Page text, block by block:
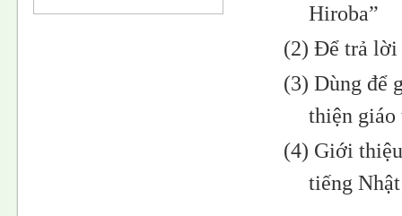
Hiroba”
(2) Để trả lời
(3) Dùng để
thiện
(4) Giới
tiếng